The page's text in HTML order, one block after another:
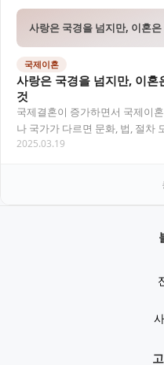
사랑은 국경을 넘지만, 이혼
국제이혼
사랑은 국경을 넘지만, 이
것
국제결혼이 증가하면서 국제이
나 국가가 다르면 문화, 법, 절차
없는 복잡함이 따릅니다. 이번 글
2025.03.19